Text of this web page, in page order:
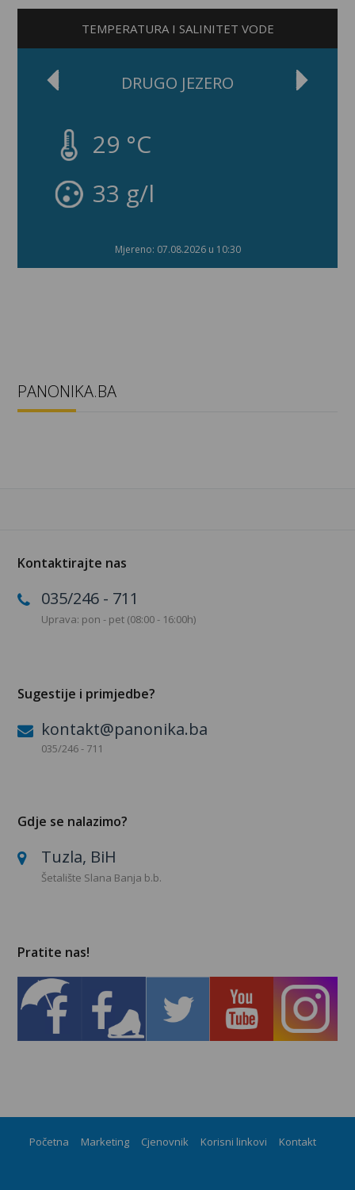
TEMPERATURA I SALINITET VODE
SLAPOVI
28 °C
32 g/l
Mjereno: 07.08.2026 u 10:30
PANONIKA.BA
Kontaktirajte nas
035/246 - 711
Uprava: pon - pet (08:00 - 16:00h)
Sugestije i primjedbe?
kontakt@panonika.ba
035/246 - 711
Gdje se nalazimo?
Tuzla, BiH
Šetalište Slana Banja b.b.
Pratite nas!
Početna Marketing Cjenovnik Korisni linkovi Kontakt